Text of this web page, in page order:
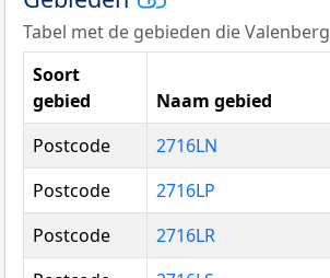
Tabel met de gebieden die Valenberg
Soort
gebied
Naam gebied
Postcode
2716LN
Postcode
2716LP
Postcode
2716LR